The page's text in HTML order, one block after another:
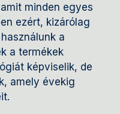
minden egyes
ezért, kizárólag
a
a termékek
képviselik, de
amely évekig